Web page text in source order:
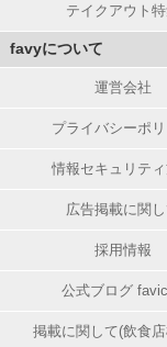
テイクアウト
favyについて
運営会社
プライバシーポ
情報セキュリテ
広告掲載に関
採用情報
公式ブログ
掲載に関して(飲食